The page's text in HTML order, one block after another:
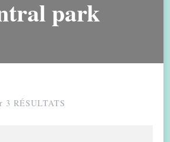
park
RÉSULTATS